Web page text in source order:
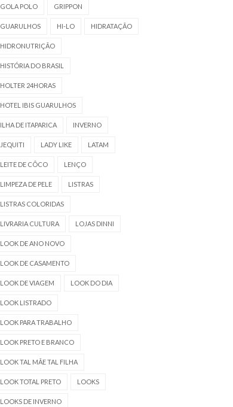
GOLA POLO GRIPPON
GUARULHOS HI-LO HIDRATAÇÃO
HIDRONUTRIÇÃO
HISTÓRIA DO BRASIL
HOLTER 24HORAS
HOTEL IBIS GUARULHOS
ILHA DE ITAPARICA INVERNO
JEQUITI LADY LIKE LATAM
LEITE DE CÔCO LENÇO
LIMPEZA DE PELE LISTRAS
LISTRAS COLORIDAS
LIVRARIA CULTURA LOJAS DINNI
LOOK DE ANO NOVO
LOOK DE CASAMENTO
LOOK DE VIAGEM LOOK DO DIA
LOOK LISTRADO
LOOK PARA TRABALHO
LOOK PRETO E BRANCO
LOOK TAL MÃE TAL FILHA
LOOK TOTAL PRETO LOOKS
LOOKS DE INVERNO